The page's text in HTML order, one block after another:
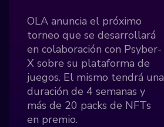
OLA anuncia el próximo
torneo que se desarrollará
en colaboración con Psyber-
X sobre su plataforma de
juegos. El mismo tendrá una
duración de 4 semanas y
más de 20 packs de NFTs
en premio.